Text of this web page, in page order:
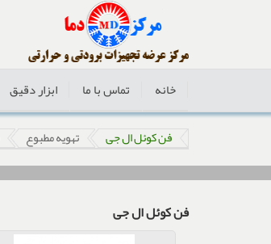
خانه تماس با ما ابزار دقیق
فن کوئل ال جی تهویه مطبوع
فن کوئل ال جی